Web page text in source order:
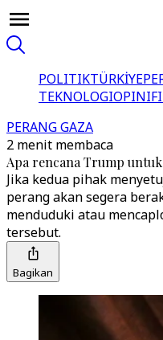
POLITIKTÜRKİYE
TEKNOLOGIOPINI
PERANG GAZA
2 menit membaca
Apa rencana Trump
Jika kedua pihak
perang akan segera
menduduki atau
tersebut.
Bagikan